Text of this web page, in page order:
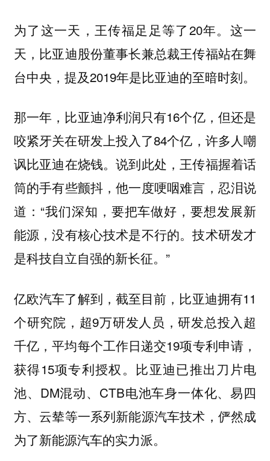
为了这一天，王传福足足等了20年。这一
天，比亚迪股份董事长兼总裁王传福站在舞
台中央，提及2019年是比亚迪的至暗时刻。
那一年，比亚迪净利润只有16个亿，但还是
咬紧牙关在研发上投入了84个亿，许多人嘲
讽比亚迪在烧钱。说到此处，王传福握着话
筒的手有些颤抖，他一度哽咽难言，忍泪说
道：“我们深知，要把车做好，要想发展新
能源，没有核心技术是不行的。技术研发才
是科技自立自强的新长征。”
亿欧汽车了解到，截至目前，比亚迪拥有11
个研究院，超9万研发人员，研发总投入超
千亿，平均每个工作日递交19项专利申请，
获得15项专利授权。比亚迪已推出刀片电
池、DM混动、CTB电池车身一体化、易四
方、云辇等一系列新能源汽车技术，俨然成
为了新能源汽车的实力派。